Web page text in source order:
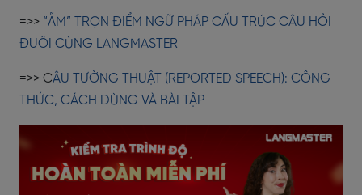
=>> “ẴM” TRỌN ĐIỂM NGỮ PHÁP CẤU TRÚC CÂU HỎI
ĐUÔI CÙNG LANGMASTER
=>> CÂU TƯỜNG THUẬT (REPORTED SPEECH): CÔNG
THỨC, CÁCH DÙNG VÀ BÀI TẬP